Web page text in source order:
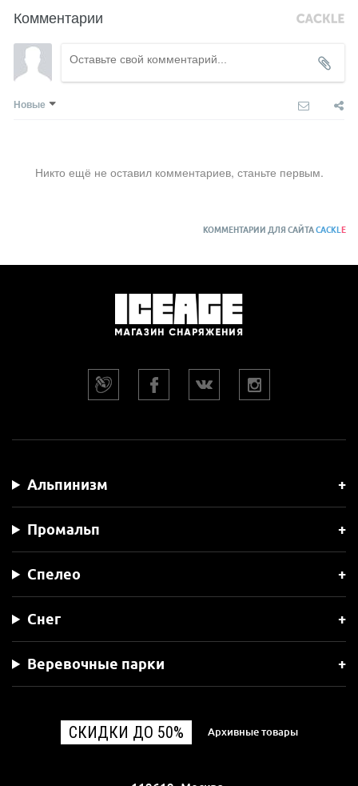
Комментарии
Новые
Никто ещё не оставил комментариев, станьте первым.
КОММЕНТАРИИ ДЛЯ САЙТАCACKLE
Альпинизм
Промальп
Спелео
Снег
Веревочные парки
СКИДКИ ДО 50% Архивные товары